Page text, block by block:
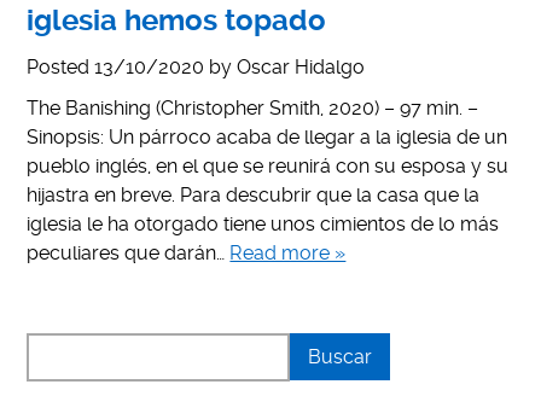
iglesia hemos topado
Posted13/10/2020 byOscar Hidalgo
The Banishing (Christopher Smith, 2020) – 97 min. –
Sinopsis: Un párroco acaba de llegar a la iglesia de un
pueblo inglés, en el que se reunirá con su esposa y su
hijastra en breve. Para descubrir que la casa que la
iglesia le ha otorgado tiene unos cimientos de lo más
peculiares que darán… Read more »